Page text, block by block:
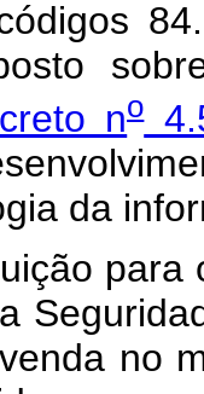
no
da
para o
no